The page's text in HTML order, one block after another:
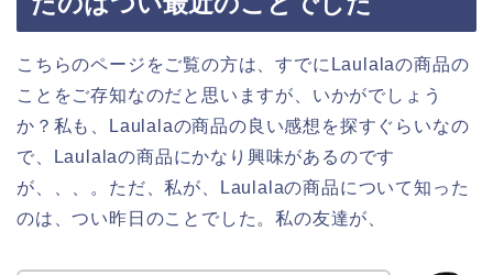
こちらのページをご覧の方は、すでにLaulalaの商品の
ことをご存知なのだと思いますが、いかがでしょう
か？私も、Laulalaの商品の良い感想を探すぐらいなの
で、Laulalaの商品にかなり興味があるのです
が、、、。ただ、私が、Laulalaの商品について知った
のは、つい昨日のことでした。私の友達が、